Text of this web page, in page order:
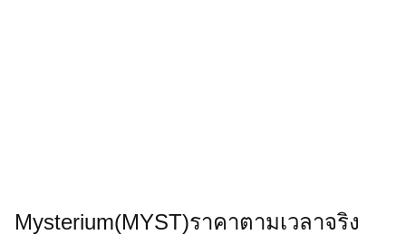
Mysterium(MYST)ราคาตามเวลาจริง